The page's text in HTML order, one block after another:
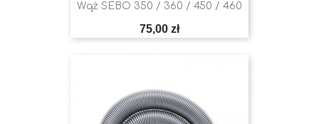
Wąż SEBO 350 / 360 / 450 / 460
Cena
75,00 zł